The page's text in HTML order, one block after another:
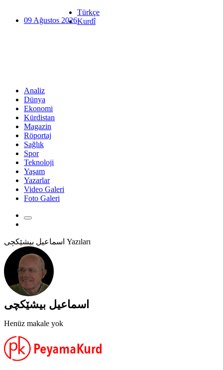
09 Ağustos 2026
Türkçe
Kurdî
Analiz
Dünya
Ekonomi
Kürdistan
Magazin
Röportaj
Sağlık
Spor
Teknoloji
Yaşam
Yazarlar
Video Galeri
Foto Galeri
اسماعیل بیشێکچی Yazıları
اسماعیل بیشێکچی
Henüz makale yok